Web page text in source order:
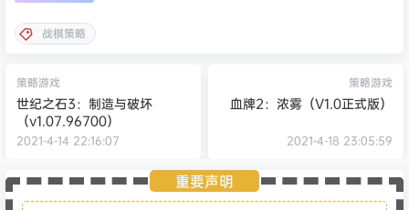
战棋策略
策略游戏
世纪之石3：制造与破坏
（v1.07.96700）
2021-4-14 22:16:07
策略游戏
血牌2：浓雾（V1.0正式版）
2021-4-18 23:05:59
重要声明